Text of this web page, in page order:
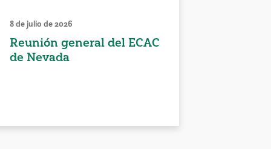
8 de julio de 2026
Reunión general del ECAC
de Nevada